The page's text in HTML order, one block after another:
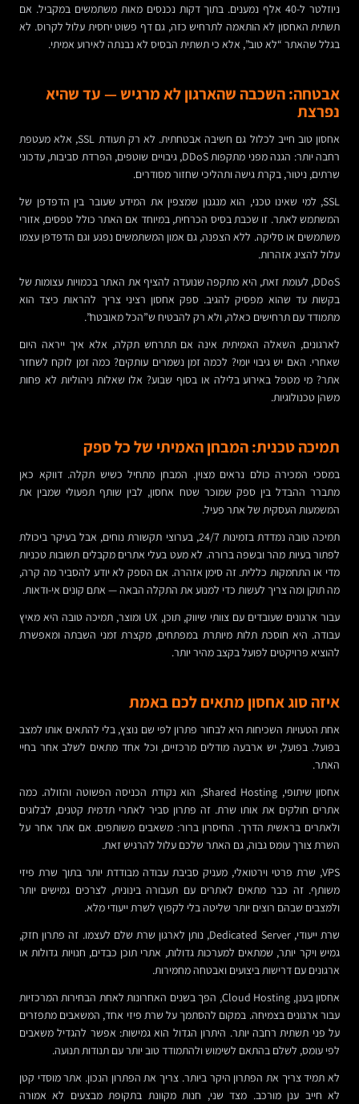
ניוזלטר ל-40 אלף נמענים. בתוך דקות נכנסים מאות משתמשים במקביל. אם
תשתית האחסון לא הותאמה לתרחיש כזה, גם דף פשוט יחסית עלול לקרוס. לא
בגלל שהאתר “לא טוב”, אלא כי תשתית הבסיס לא נבנתה לאירוע אמיתי.
אבטחה: השכבה שהארגון לא מרגיש — עד שהיא
נפרצת
אחסון טוב חייב לכלול גם חשיבה אבטחתית. לא רק תעודת SSL, אלא מעטפת
רחבה יותר: הגנה מפני מתקפות DDoS, גיבויים שוטפים, הפרדת סביבות, עדכוני
שרתים, ניטור, בקרת גישה ותהליכי שחזור מסודרים.
SSL, למי שאינו טכני, הוא מנגנון שמצפין את המידע שעובר בין הדפדפן של
המשתמש לאתר. זו שכבת בסיס הכרחית, במיוחד אם האתר כולל טפסים, אזורי
משתמשים או סליקה. ללא הצפנה, גם אמון המשתמשים נפגע וגם הדפדפן עצמו
עלול להציג אזהרות.
DDoS, לעומת זאת, היא מתקפה שנועדה להציף את האתר בכמויות עצומות של
בקשות עד שהוא מפסיק להגיב. ספק אחסון רציני צריך להראות כיצד הוא
מתמודד עם תרחישים כאלה, ולא רק להבטיח ש”הכל מאובטח”.
לארגונים, השאלה האמיתית אינה אם תתרחש תקלה, אלא איך ייראה היום
שאחרי. האם יש גיבוי יומי? לכמה זמן נשמרים עותקים? כמה זמן לוקח לשחזר
אתר? מי מטפל באירוע בלילה או בסוף שבוע? אלו שאלות ניהוליות לא פחות
משהן טכנולוגיות.
תמיכה טכנית: המבחן האמיתי של כל ספק
במסכי המכירה כולם נראים מצוין. המבחן מתחיל כשיש תקלה. דווקא כאן
מתברר ההבדל בין ספק שמוכר שטח אחסון, לבין שותף תפעולי שמבין את
המשמעות העסקית של אתר פעיל.
תמיכה טובה נמדדת בזמינות 24/7, בערוצי תקשורת נוחים, אבל בעיקר ביכולת
לפתור בעיות מהר ובשפה ברורה. לא מעט בעלי אתרים מקבלים תשובות טכניות
מדי או התחמקות כללית. זה סימן אזהרה. אם הספק לא יודע להסביר מה קרה,
מה תוקן ומה צריך לעשות כדי למנוע את התקלה הבאה — אתם קונים אי-ודאות.
עבור ארגונים שעובדים עם צוותי שיווק, תוכן, UX ומוצר, תמיכה טובה היא מאיץ
עבודה. היא חוסכת תלות מיותרת במפתחים, מקצרת זמני השבתה ומאפשרת
להוציא פרויקטים לפועל בקצב מהיר יותר.
איזה סוג אחסון מתאים לכם באמת
אחת הטעויות השכיחות היא לבחור פתרון לפי שם נוצץ, בלי להתאים אותו למצב
בפועל. בפועל, יש ארבעה מודלים מרכזיים, וכל אחד מתאים לשלב אחר בחיי
האתר.
אחסון שיתופי, Shared Hosting, הוא נקודת הכניסה הפשוטה והזולה. כמה
אתרים חולקים את אותו שרת. זה פתרון סביר לאתרי תדמית קטנים, לבלוגים
ולאתרים בראשית הדרך. החיסרון ברור: משאבים משותפים. אם אתר אחר על
השרת צורך עומס גבוה, גם האתר שלכם עלול להרגיש זאת.
VPS, שרת פרטי וירטואלי, מעניק סביבת עבודה מבודדת יותר בתוך שרת פיזי
משותף. זה כבר מתאים לאתרים עם תעבורה בינונית, לצרכים גמישים יותר
ולמצבים שבהם רוצים יותר שליטה בלי לקפוץ לשרת ייעודי מלא.
שרת ייעודי, Dedicated Server, נותן לארגון שרת שלם לעצמו. זה פתרון חזק,
גמיש ויקר יותר, שמתאים למערכות גדולות, אתרי תוכן כבדים, חנויות גדולות או
ארגונים עם דרישות ביצועים ואבטחה מחמירות.
אחסון בענן, Cloud Hosting, הפך בשנים האחרונות לאחת הבחירות המרכזיות
עבור ארגונים בצמיחה. במקום להסתמך על שרת פיזי אחד, המשאבים מתפזרים
על פני תשתית רחבה יותר. היתרון הגדול הוא גמישות: אפשר להגדיל משאבים
לפי עומס, לשלם בהתאם לשימוש ולהתמודד טוב יותר עם תנודות תנועה.
לא תמיד צריך את הפתרון היקר ביותר. צריך את הפתרון הנכון. אתר מוסדי קטן
לא חייב ענן מורכב. מצד שני, חנות מקוונת בתקופת מבצעים לא אמורה